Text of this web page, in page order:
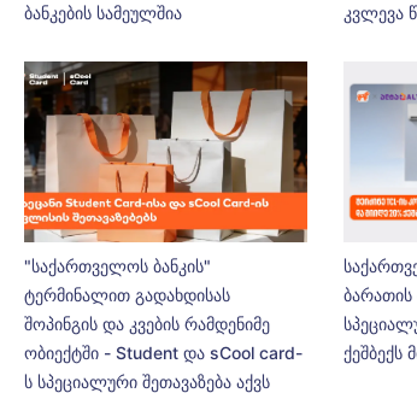
ბანკების სამეულშია
კვლევა
"საქართველოს ბანკის"
ტერმინალით გადახდისას
შოპინგის და კვების რამდენიმე
ობიექტში - Student და sCool card-
ს სპეციალური შეთავაზება აქვს
ქეშბექს